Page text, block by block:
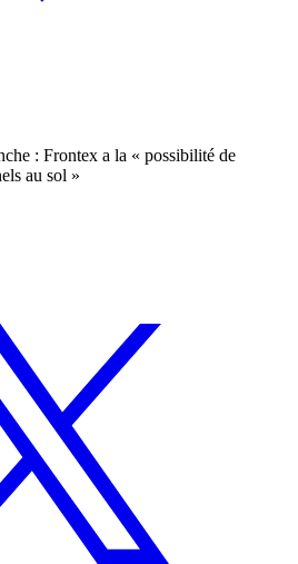
: Frontex a la « possibilité de
au sol »